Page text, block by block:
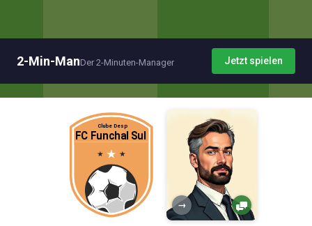
2-Min-ManDer 2-Minuten-Manager Jetzt spielen
→